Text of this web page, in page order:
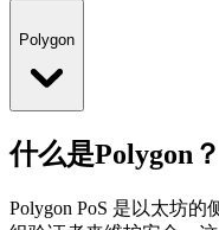
Polygon
什么是Polygon？
Polygon PoS 是以太坊的